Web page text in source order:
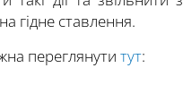
гідне ставлення.
переглянути тут: